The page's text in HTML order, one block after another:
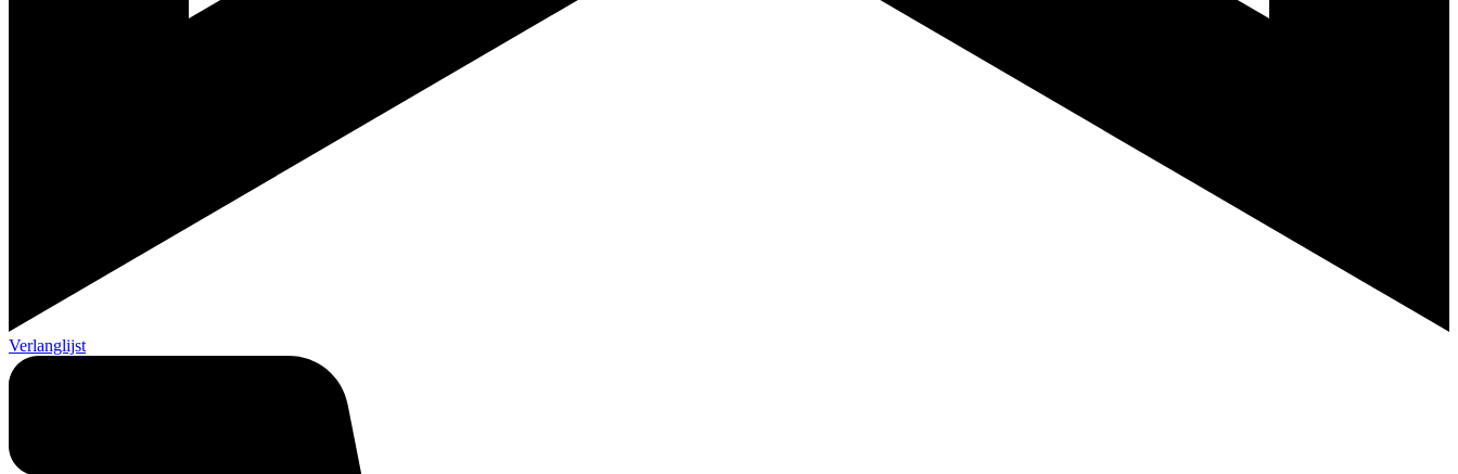
Verlanglijst